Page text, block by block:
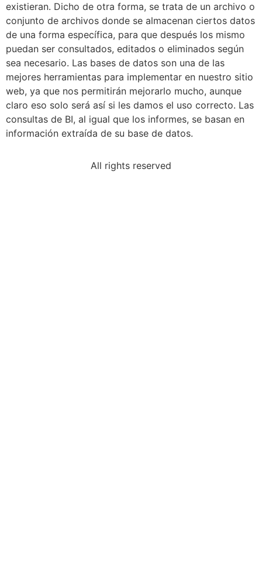
existieran. Dicho de otra forma, se trata de un archivo o
conjunto de archivos donde se almacenan ciertos datos
de una forma específica, para que después los mismo
puedan ser consultados, editados o eliminados según
sea necesario. Las bases de datos son una de las
mejores herramientas para implementar en nuestro sitio
web, ya que nos permitirán mejorarlo mucho, aunque
claro eso solo será así si les damos el uso correcto. Las
consultas de BI, al igual que los informes, se basan en
información extraída de su base de datos.
All rights reserved